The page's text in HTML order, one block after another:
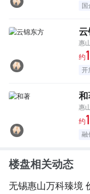
惠
约
开
和
惠
约
融
楼盘相关动态
无锡惠山万科臻境